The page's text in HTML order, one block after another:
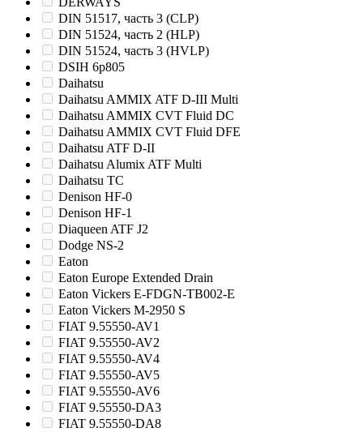
DIN 51517, часть 3 (CLP)
DIN 51524, часть 2 (HLP)
DIN 51524, часть 3 (HVLP)
DSIH 6p805
Daihatsu
Daihatsu AMMIX ATF D-III Multi
Daihatsu AMMIX CVT Fluid DC
Daihatsu AMMIX CVT Fluid DFE
Daihatsu ATF D-II
Daihatsu Alumix ATF Multi
Daihatsu TC
Denison HF-0
Denison HF-1
Diaqueen ATF J2
Dodge NS-2
Eaton
Eaton Europe Extended Drain
Eaton Vickers E-FDGN-TB002-E
Eaton Vickers M-2950 S
FIAT 9.55550-AV1
FIAT 9.55550-AV2
FIAT 9.55550-AV4
FIAT 9.55550-AV5
FIAT 9.55550-AV6
FIAT 9.55550-DA3
FIAT 9.55550-DA8